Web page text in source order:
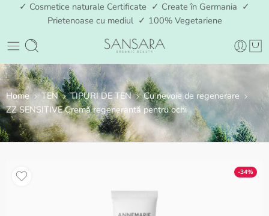
✓ Cosmetice naturale Certificate ✓ Create în Germania ✓
Prietenoase cu mediul ✓ 100% Vegetariene
Home TEN TIPURI DE TEN
Cu nevoie de regenerare
ZZ SENSITIVE Cremă regenerantă pentru ochi
-34%